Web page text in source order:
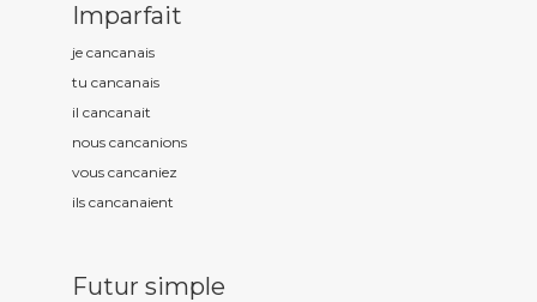
Imparfait
je cancanais
tu cancanais
il cancanait
nous cancanions
vous cancaniez
ils cancanaient
Futur simple